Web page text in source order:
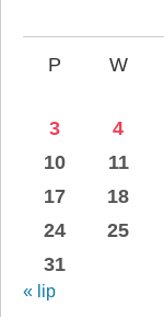
P W
3
4
10
11
17
18
24
25
31
« lip